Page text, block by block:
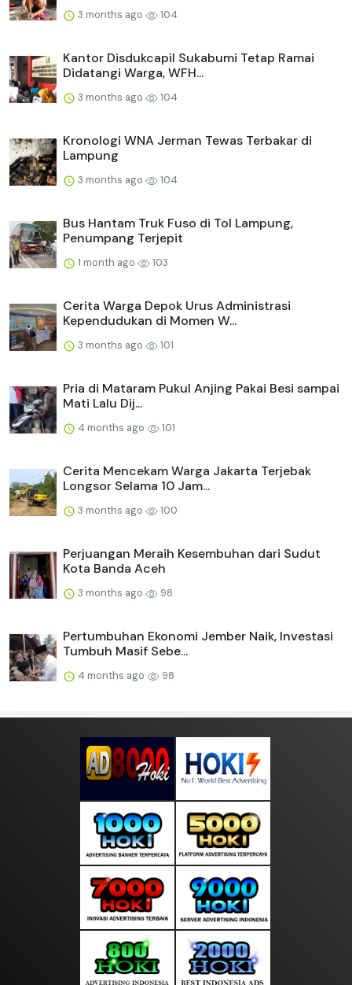
3 months ago 104
Kantor Disdukcapil Sukabumi Tetap Ramai
Didatangi Warga, WFH...
3 months ago 104
Kronologi WNA Jerman Tewas Terbakar di
Lampung
3 months ago 104
Bus Hantam Truk Fuso di Tol Lampung,
Penumpang Terjepit
1 month ago 103
Cerita Warga Depok Urus Administrasi
Kependudukan di Momen W...
3 months ago 101
Pria di Mataram Pukul Anjing Pakai Besi sampai
Mati Lalu Dij...
4 months ago 101
Cerita Mencekam Warga Jakarta Terjebak
Longsor Selama 10 Jam...
3 months ago 100
Perjuangan Meraih Kesembuhan dari Sudut
Kota Banda Aceh
3 months ago 98
Pertumbuhan Ekonomi Jember Naik, Investasi
Tumbuh Masif Sebe...
4 months ago 98